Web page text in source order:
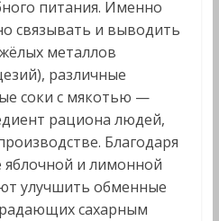
питания. Именно
связывать и выводить
металлов
различные
соки с мякотью —
рациона людей,
Благодаря
яблочной и лимонной
улучшить обменные
сахарным